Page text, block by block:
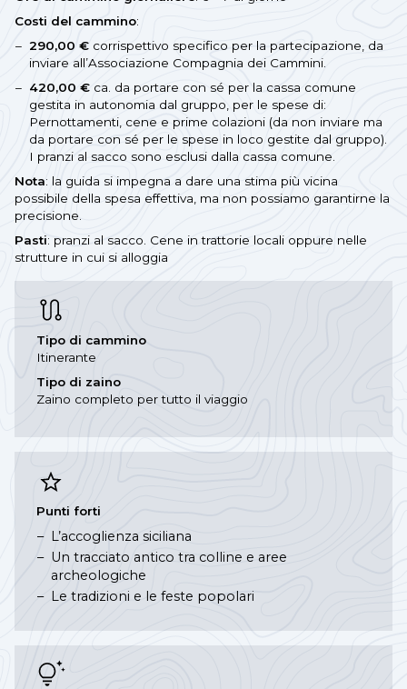
Costi del cammino:
290,00 € corrispettivo specifico per la partecipazione, da
inviare all’Associazione Compagnia dei Cammini.
420,00 € ca. da portare con sé per la cassa comune
gestita in autonomia dal gruppo, per le spese di:
Pernottamenti, cene e prime colazioni (da non inviare ma
da portare con sé per le spese in loco gestite dal gruppo).
I pranzi al sacco sono esclusi dalla cassa comune.
Nota: la guida si impegna a dare una stima più vicina
possibile della spesa effettiva, ma non possiamo garantirne la
precisione.
Pasti: pranzi al sacco. Cene in trattorie locali oppure nelle
strutture in cui si alloggia
Tipo di cammino
Itinerante
Tipo di zaino
Zaino completo per tutto il viaggio
Punti forti
L’accoglienza siciliana
Un tracciato antico tra colline e aree
archeologiche
Le tradizioni e le feste popolari